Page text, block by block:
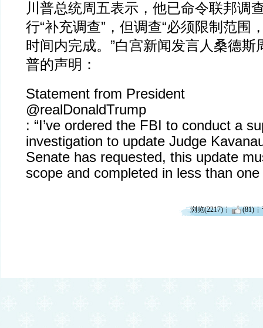
川普总统周五表示，他已命令联邦调
行“补充调查”，但调查“必须限制范围
时间内完成。”白宫新闻发言人桑德斯
普的声明：
Statement from President
@realDonaldTrump
: “I’ve ordered the FBI to conduct a
investigation to update Judge
Senate has requested, this update
scope and completed in less than one
浏览(2217) (81)